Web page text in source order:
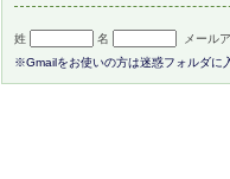
姓 名
メール
※Gmailをお使いの方は迷惑フォルダに